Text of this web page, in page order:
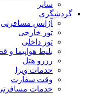
آژانس مسافرتی
تور خارجی
تور داخلی
بلیط هواپیما و قطار
رزرو هتل
خدمات ویزا
وقت سفارت
خدمات مسافرتی